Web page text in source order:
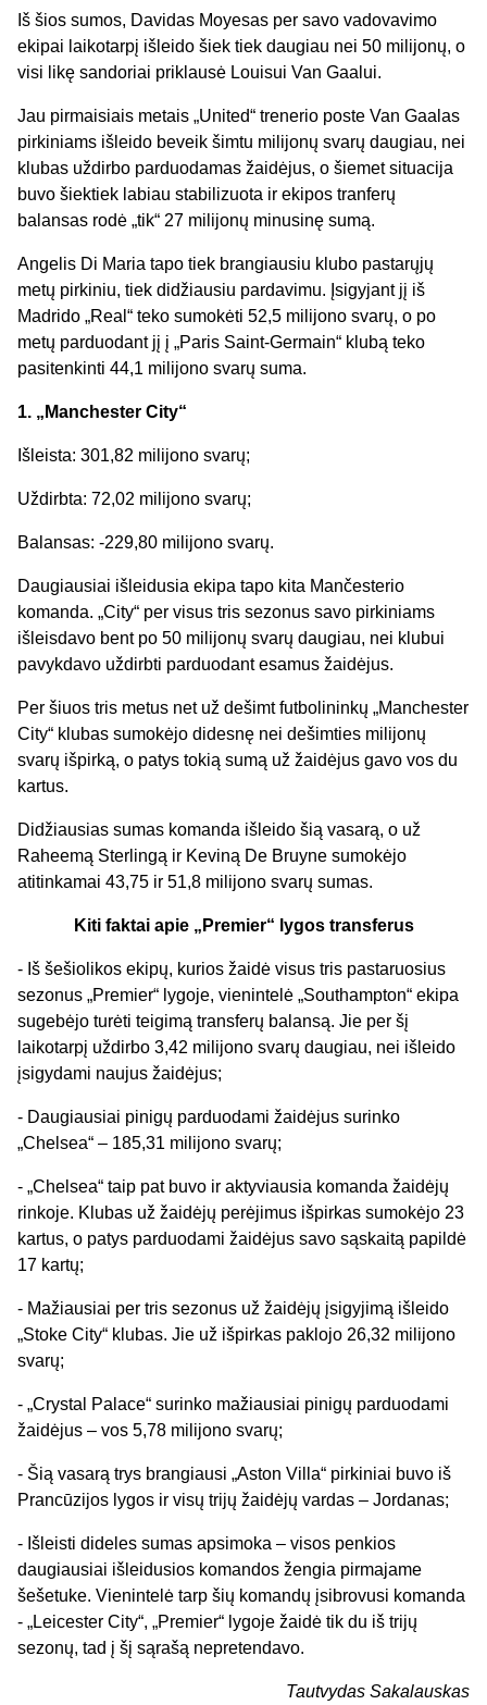
Iš šios sumos, Davidas Moyesas per savo vadovavimo
ekipai laikotarpį išleido šiek tiek daugiau nei 50 milijonų, o
visi likę sandoriai priklausė Louisui Van Gaalui.
Jau pirmaisiais metais „United“ trenerio poste Van Gaalas
pirkiniams išleido beveik šimtu milijonų svarų daugiau, nei
klubas uždirbo parduodamas žaidėjus, o šiemet situacija
buvo šiektiek labiau stabilizuota ir ekipos tranferų
balansas rodė „tik“ 27 milijonų minusinę sumą.
Angelis Di Maria tapo tiek brangiausiu klubo pastarųjų
metų pirkiniu, tiek didžiausiu pardavimu. Įsigyjant jį iš
Madrido „Real“ teko sumokėti 52,5 milijono svarų, o po
metų parduodant jį į „Paris Saint-Germain“ klubą teko
pasitenkinti 44,1 milijono svarų suma.
1. „Manchester City“
Išleista: 301,82 milijono svarų;
Uždirbta: 72,02 milijono svarų;
Balansas: -229,80 milijono svarų.
Daugiausiai išleidusia ekipa tapo kita Mančesterio
komanda. „City“ per visus tris sezonus savo pirkiniams
išleisdavo bent po 50 milijonų svarų daugiau, nei klubui
pavykdavo uždirbti parduodant esamus žaidėjus.
Per šiuos tris metus net už dešimt futbolininkų „Manchester
City“ klubas sumokėjo didesnę nei dešimties milijonų
svarų išpirką, o patys tokią sumą už žaidėjus gavo vos du
kartus.
Didžiausias sumas komanda išleido šią vasarą, o už
Raheemą Sterlingą ir Keviną De Bruyne sumokėjo
atitinkamai 43,75 ir 51,8 milijono svarų sumas.
Kiti faktai apie „Premier“ lygos transferus
- Iš šešiolikos ekipų, kurios žaidė visus tris pastaruosius
sezonus „Premier“ lygoje, vienintelė „Southampton“ ekipa
sugebėjo turėti teigimą transferų balansą. Jie per šį
laikotarpį uždirbo 3,42 milijono svarų daugiau, nei išleido
įsigydami naujus žaidėjus;
- Daugiausiai pinigų parduodami žaidėjus surinko
„Chelsea“ – 185,31 milijono svarų;
- „Chelsea“ taip pat buvo ir aktyviausia komanda žaidėjų
rinkoje. Klubas už žaidėjų perėjimus išpirkas sumokėjo 23
kartus, o patys parduodami žaidėjus savo sąskaitą papildė
17 kartų;
- Mažiausiai per tris sezonus už žaidėjų įsigyjimą išleido
„Stoke City“ klubas. Jie už išpirkas paklojo 26,32 milijono
svarų;
- „Crystal Palace“ surinko mažiausiai pinigų parduodami
žaidėjus – vos 5,78 milijono svarų;
- Šią vasarą trys brangiausi „Aston Villa“ pirkiniai buvo iš
Prancūzijos lygos ir visų trijų žaidėjų vardas – Jordanas;
- Išleisti dideles sumas apsimoka – visos penkios
daugiausiai išleidusios komandos žengia pirmajame
šešetuke. Vienintelė tarp šių komandų įsibrovusi komanda
- „Leicester City“, „Premier“ lygoje žaidė tik du iš trijų
sezonų, tad į šį sąrašą nepretendavo.
Tautvydas Sakalauskas